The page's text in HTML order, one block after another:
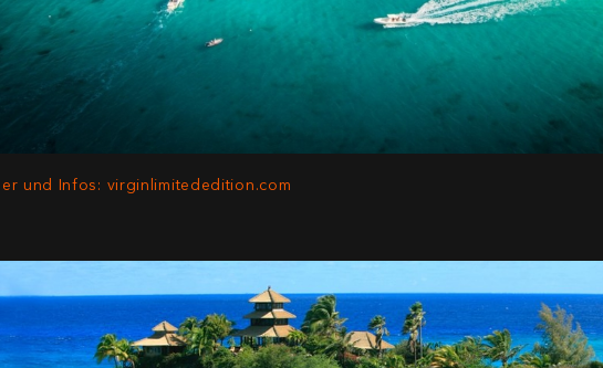
und Infos: virginlimitededition.com